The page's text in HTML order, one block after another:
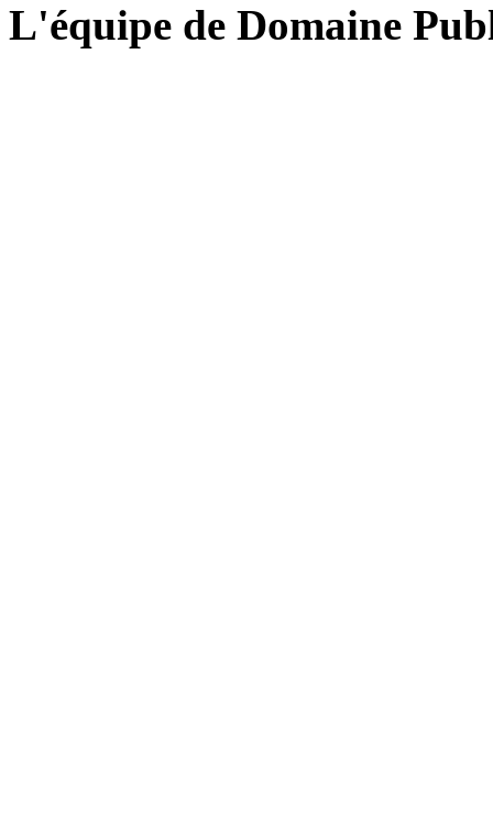
L'équipe de Domaine